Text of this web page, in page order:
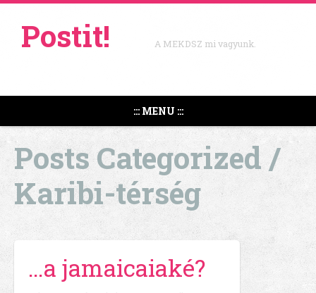
Postit! A MEKDSZ mi vagyunk.
::: MENU :::
Posts Categorized /
Karibi-térség
…a jamaicaiaké?